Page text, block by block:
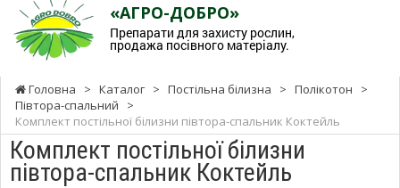
«АГРО-ДОБРО»
Препарати для захисту рослин,
продажа посівного матеріалу.
Головна > Каталог > Постільна білизна > Полікотон
>
Півтора-спальний
>
Комплект постільної білизни півтора-спальник Коктейль
Комплект постільної білизни
півтора-спальник Коктейль